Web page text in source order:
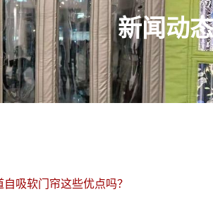
新闻动态
自吸软门帘这些优点吗？